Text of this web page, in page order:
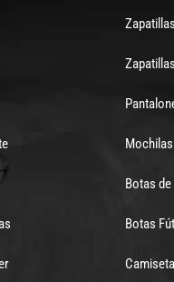
Botas de
Botas